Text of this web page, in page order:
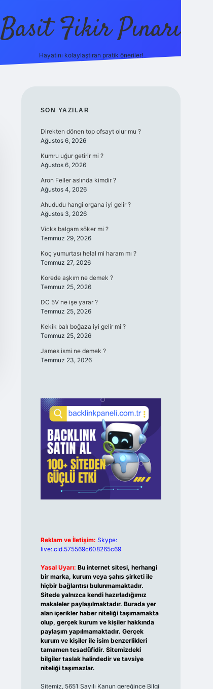
Basit Fikir Pınarı
Hayatını kolaylaştıran pratik öneriler!
SIDEBAR
SON YAZILAR
Direkten dönen top ofsayt olur mu ?
Ağustos 6, 2026
Kumru uğur getirir mi ?
Ağustos 6, 2026
Aron Feller aslında kimdir ?
Ağustos 4, 2026
Ahududu hangi organa iyi gelir ?
Ağustos 3, 2026
Vicks balgam söker mi ?
Temmuz 29, 2026
Koç yumurtası helal mi haram mı ?
Temmuz 27, 2026
Korede aşkım ne demek ?
Temmuz 25, 2026
DC 5V ne işe yarar ?
Temmuz 25, 2026
Kekik balı boğaza iyi gelir mi ?
Temmuz 25, 2026
James ismi ne demek ?
Temmuz 23, 2026
Reklam ve İletişim: Skype:
live:.cid.575569c608265c69
Yasal Uyarı: Bu internet sitesi, herhangi
bir marka, kurum veya şahıs şirketi ile
hiçbir bağlantısı bulunmamaktadır.
Sitede yalnızca kendi hazırladığımız
makaleler paylaşılmaktadır. Burada yer
alan içerikler haber niteliği taşımamakta
olup, gerçek kurum ve kişiler hakkında
paylaşım yapılmamaktadır. Gerçek
kurum ve kişiler ile isim benzerlikleri
tamamen tesadüfidir. Sitemizdeki
bilgiler taslak halindedir ve tavsiye
niteliği taşımazlar.
Sitemiz, 5651 Sayılı Kanun gereğince Bilgi